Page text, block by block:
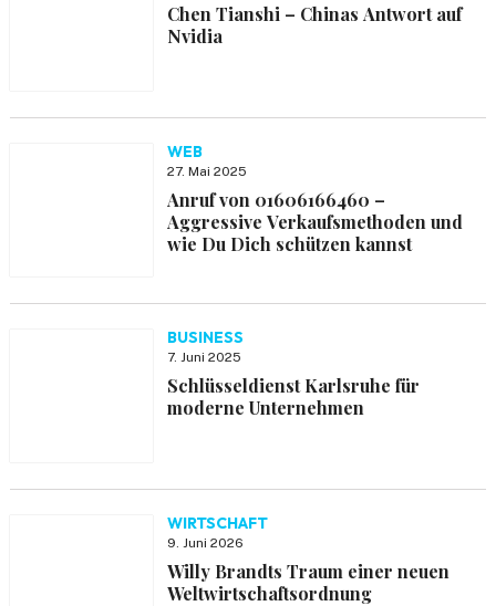
Chen Tianshi – Chinas Antwort auf
Nvidia
WEB
27. Mai 2025
Anruf von 01606166460 –
Aggressive Verkaufsmethoden und
wie Du Dich schützen kannst
BUSINESS
7. Juni 2025
Schlüsseldienst Karlsruhe für
moderne Unternehmen
WIRTSCHAFT
9. Juni 2026
Willy Brandts Traum einer neuen
Weltwirtschaftsordnung